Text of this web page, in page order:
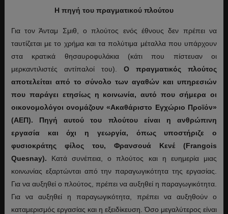
Η πηγή του πραγματικού πλούτου
Για τον Άνταμ Σμιθ, ο πλούτος ενός έθνους δεν πρέπει να
ταυτίζεται με το χρήμα και τα πολύτιμα μέταλλα που υπάρχουν
στα κρατικά θησαυροφυλάκια (κάτι που πίστευαν οι
μερκαντιλιστές αντίπαλοί του).Ο πραγματικός πλούτος
αποτελείται από το σύνολο των αγαθών και υπηρεσιών
που παράγει ετησίως η κοινωνία, αυτό που σήμερα οι
οικονομολόγοι ονομάζουν «Ακαθάριστο Εγχώριο Προϊόν»
(ΑΕΠ). Πηγή αυτού του πλούτου είναι η ανθρώπινη
εργασία και όχι η γεωργία, όπως υποστήριζε ο
φυσιοκράτης φίλος του, Φρανσουά Κενέ (Frangois
Quesnay). Κατά συνέπεια, ο πλούτος και η ευημερία μιας
κοινωνίας εξαρτώνται από την παραγωγικότητα της εργασίας.
Για να αυξηθεί ο πλούτος, πρέπει να αυξηθεί η παραγωγικότητα.
Για να αυξηθεί η παραγωγικότητα, πρέπει να αυξηθούν ο
καταμερισμός εργασίας και η εξειδίκευση. Όσο μεγαλύτερος είναι